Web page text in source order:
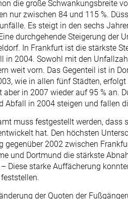
die große Schwankungsbreite
nur zwischen 84 und 115 %.
Es steigt in den sechs
durchgehende Steigerung der
In Frankfurt ist die stärkste
in 2004. Sowohl mit den
weit vorn. Das Gegenteil ist in
wie in allen fünf Städten,
aber in 2007 wieder auf 95 % an.
Abfall in 2004 steigen und fallen
muss festgestellt werden, dass
hat. Den höchsten
gegenüber 2002 zwischen
und Dortmund die stärkste
Diese starke Auffächerung
der Quoten der